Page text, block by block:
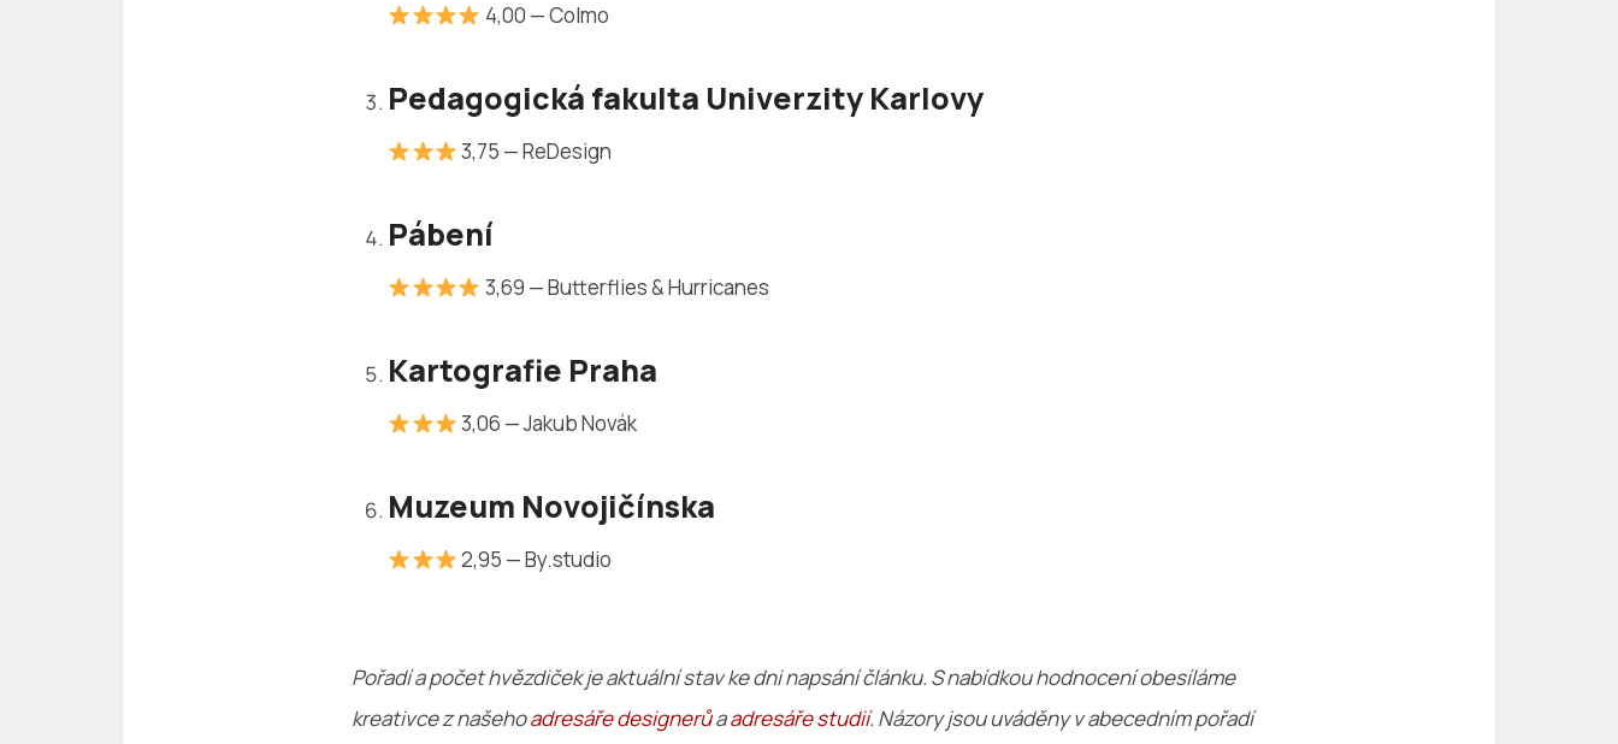
4,00 — Colmo
Pedagogická fakulta Univerzity Karlovy
3,75 — ReDesign
Pábení
3,69 — Butterflies & Hurricanes
Kartografie Praha
3,06 — Jakub Novák
Muzeum Novojičínska
2,95 — By.studio
Pořadí a počet hvězdiček je aktuální stav ke dni napsání článku. S nabídkou hodnocení obesíláme
kreativce z našehoadresáře designerůaadresáře studií. Názory jsou uváděny v abecedním pořadí